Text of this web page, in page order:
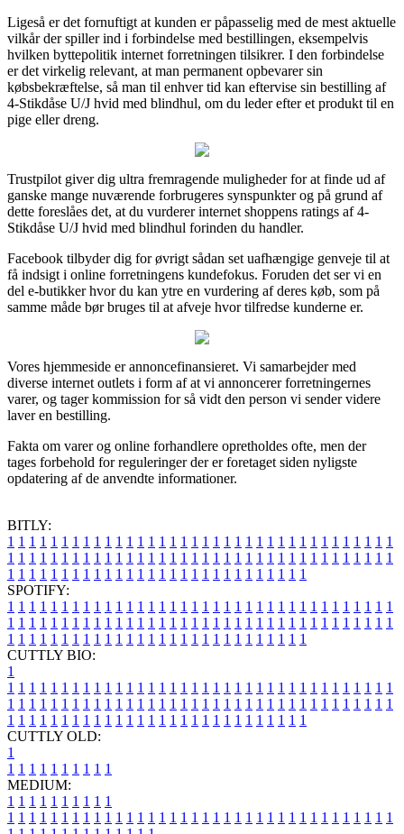
Ligeså er det fornuftigt at kunden er påpasselig med de mest aktuelle
vilkår der spiller ind i forbindelse med bestillingen, eksempelvis
hvilken byttepolitik internet forretningen tilsikrer. I den forbindelse
er det virkelig relevant, at man permanent opbevarer sin
købsbekræftelse, så man til enhver tid kan eftervise sin bestilling af
4-Stikdåse U/J hvid med blindhul, om du leder efter et produkt til en
pige eller dreng.
Trustpilot giver dig ultra fremragende muligheder for at finde ud af
ganske mange nuværende forbrugeres synspunkter og på grund af
dette foreslåes det, at du vurderer internet shoppens ratings af 4-
Stikdåse U/J hvid med blindhul forinden du handler.
Facebook tilbyder dig for øvrigt sådan set uafhængige genveje til at
få indsigt i online forretningens kundefokus. Foruden det ser vi en
del e-butikker hvor du kan ytre en vurdering af deres køb, som på
samme måde bør bruges til at afveje hvor tilfredse kunderne er.
Vores hjemmeside er annoncefinansieret. Vi samarbejder med
diverse internet outlets i form af at vi annoncerer forretningernes
varer, og tager kommission for så vidt den person vi sender videre
laver en bestilling.
Fakta om varer og online forhandlere opretholdes ofte, men der
tages forbehold for reguleringer der er foretaget siden nyligste
opdatering af de anvendte informationer.
BITLY:
1 1 1 1 1 1 1 1 1 1 1 1 1 1 1 1 1 1 1 1 1 1 1 1 1 1 1 1 1 1 1 1 1 1 1 1
1 1 1 1 1 1 1 1 1 1 1 1 1 1 1 1 1 1 1 1 1 1 1 1 1 1 1 1 1 1 1 1 1 1 1 1
1 1 1 1 1 1 1 1 1 1 1 1 1 1 1 1 1 1 1 1 1 1 1 1 1 1 1 1
SPOTIFY:
1 1 1 1 1 1 1 1 1 1 1 1 1 1 1 1 1 1 1 1 1 1 1 1 1 1 1 1 1 1 1 1 1 1 1 1
1 1 1 1 1 1 1 1 1 1 1 1 1 1 1 1 1 1 1 1 1 1 1 1 1 1 1 1 1 1 1 1 1 1 1 1
1 1 1 1 1 1 1 1 1 1 1 1 1 1 1 1 1 1 1 1 1 1 1 1 1 1 1 1
CUTTLY BIO:
1
1 1 1 1 1 1 1 1 1 1 1 1 1 1 1 1 1 1 1 1 1 1 1 1 1 1 1 1 1 1 1 1 1 1 1 1
1 1 1 1 1 1 1 1 1 1 1 1 1 1 1 1 1 1 1 1 1 1 1 1 1 1 1 1 1 1 1 1 1 1 1 1
1 1 1 1 1 1 1 1 1 1 1 1 1 1 1 1 1 1 1 1 1 1 1 1 1 1 1 1
CUTTLY OLD:
1
1 1 1 1 1 1 1 1 1 1
MEDIUM:
1 1 1 1 1 1 1 1 1 1
1 1 1 1 1 1 1 1 1 1 1 1 1 1 1 1 1 1 1 1 1 1 1 1 1 1 1 1 1 1 1 1 1 1 1 1